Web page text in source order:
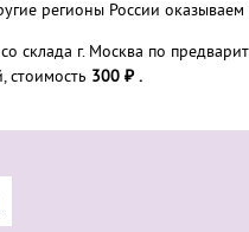
регионы России
склада г. Москва по
стоимость 300 ₽ .